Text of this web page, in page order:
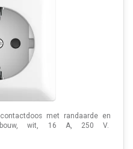
met randaarde en
wit, 16 A, 250 V.